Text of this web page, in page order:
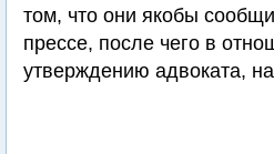
том, что они якобы
прессе, после чего в
утверждению адвоката,